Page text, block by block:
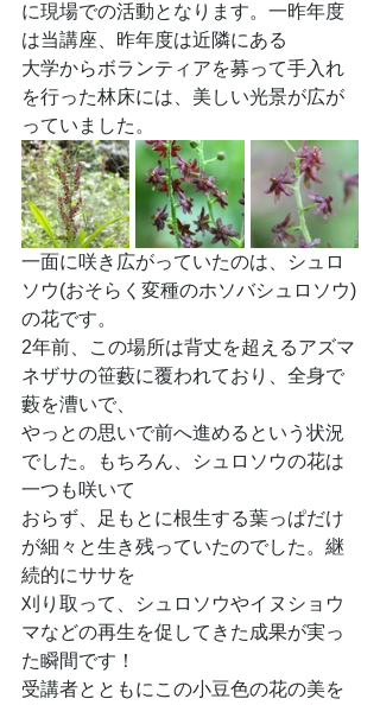
に現場での活動となります。一昨年度
は当講座、昨年度は近隣にある
大学からボランティアを募って手入れ
を行った林床には、美しい光景が広が
っていました。
一面に咲き広がっていたのは、シュロ
ソウ(おそらく変種のホソバシュロソウ)
の花です。
2年前、この場所は背丈を超えるアズマ
ネザサの笹藪に覆われており、全身で
藪を漕いで、
やっとの思いで前へ進めるという状況
でした。もちろん、シュロソウの花は
一つも咲いて
おらず、足もとに根生する葉っぱだけ
が細々と生き残っていたのでした。継
続的にササを
刈り取って、シュロソウやイヌショウ
マなどの再生を促してきた成果が実っ
た瞬間です！
受講者とともにこの小豆色の花の美を